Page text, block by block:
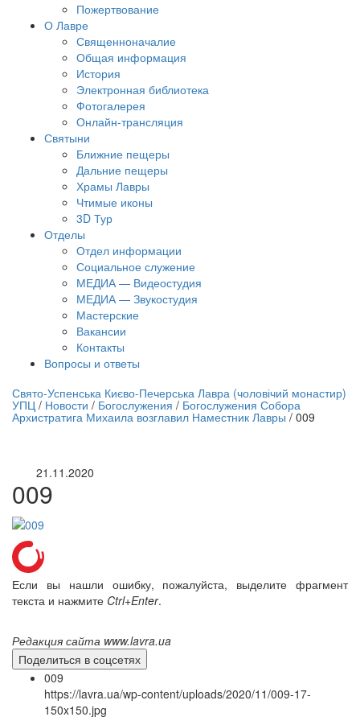
Пожертвование
О Лавре
Священноначалие
Общая информация
История
Электронная библиотека
Фотогалерея
Онлайн-трансляция
Святыни
Ближние пещеры
Дальние пещеры
Храмы Лавры
Чтимые иконы
3D Тур
Отделы
Отдел информации
Социальное служение
МЕДИА — Видеостудия
МЕДИА — Звукостудия
Мастерские
Вакансии
Контакты
Вопросы и ответы
трансляция | 12 сентября
трансляции
Свято-Успенська Києво-Печерська Лавра (чоловічий монастир)
УПЦ / Новости / Богослужения / Богослужения Собора
Архистратига Михаила возглавил Наместник Лавры / 009
21.11.2020
009
Если вы нашли ошибку, пожалуйста, выделите фрагмент
текста и нажмите Ctrl+Enter.
Редакция сайта www.lavra.ua
Поделиться в соцсетях
009
https://lavra.ua/wp-content/uploads/2020/11/009-17-
150x150.jpg